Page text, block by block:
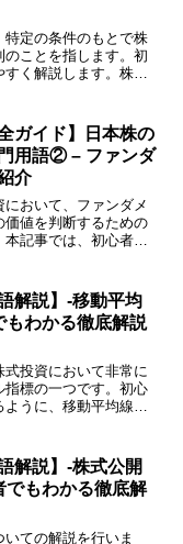
特定の条件のもとで株
ことを指します。初
く解説します。株式
されます。この権利を
的に一定...
ガイド】日本株の
用語② – ファンダ
介
において、ファンダメ
価値を判断するための
記事では、初心者向
とはファンダメンタル
済的な健...
解説】-移動平均
もわかる徹底解説
投資において非常に
指標の一つです。初心
うに、移動平均線の
価の平均値を計算し、
したもの...
解説】-株式公開
でもわかる徹底解
ての解説を行いま